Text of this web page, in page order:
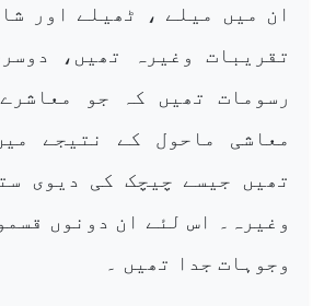
ان میں میلے ، ٹھیلے اور
تقریبات وغیرہ تھیں،
رسومات تھیں کہ جو
معاشی ماحول کے نتیجے
تھیں جیسے چیچک کی دیوی
وغیرہ۔ اس لئے ان دونوں
وجوہات جدا تھیں ۔